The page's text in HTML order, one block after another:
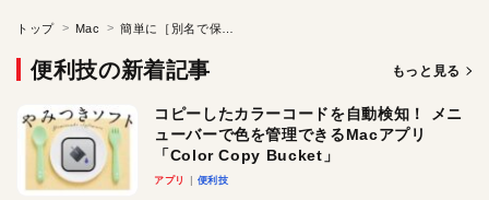
トップ Mac
便利技の新着記事 もっと見る
コピーしたカラーコードを自動検知！ メニ
ューバーで色を管理できるMacアプリ
「Color Copy Bucket」
アプリ 便利技